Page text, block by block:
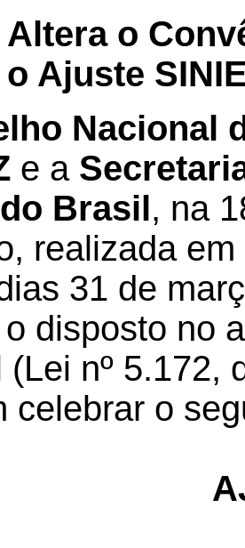
Altera o
o Ajuste
Nacional
e a
Brasil, na
realizada
31 de
disposto no
(Lei nº 5.172,
celebrar o